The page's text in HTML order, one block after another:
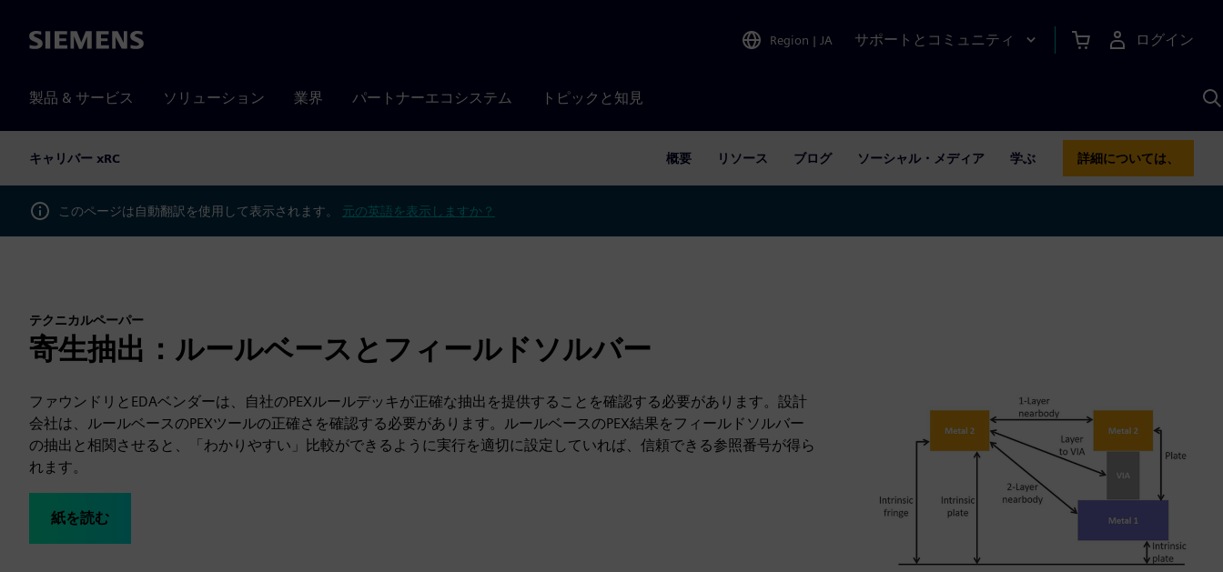
Siemens Region | JA サポートとコミュニティ ログイン
製品 & サービス ソリューション 業界 パートナーエコシステム トピックと知見
キャリバー xRC 概要 リソース ブログ ソーシャル・メディア 学ぶ 詳細については、
このページは自動翻訳を使用して表示されます。 元の英語を表示しますか？
テクニカルペーパー
寄生抽出：ルールベースとフィールドソルバー
ファウンドリとEDAベンダーは、自社のPEXルールデッキが正確な抽出を提供することを確認する必要があります。設計
会社は、ルールベースのPEXツールの正確さを確認する必要があります。ルールベースのPEX結果をフィールドソルバー
の抽出と相関させると、「わかりやすい」比較ができるように実行を適切に設定していれば、信頼できる参照番号が得ら
れます。
紙を読む